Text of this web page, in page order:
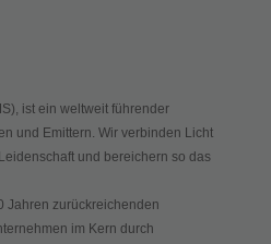
ist ein weltweit führender
und Emittern. Wir verbinden Licht
und bereichern so das
Jahren zurückreichenden
im Kern durch